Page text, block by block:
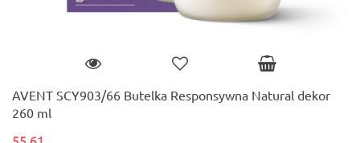
AVENT SCY903/66 Butelka Responsywna Natural dekor
260 ml